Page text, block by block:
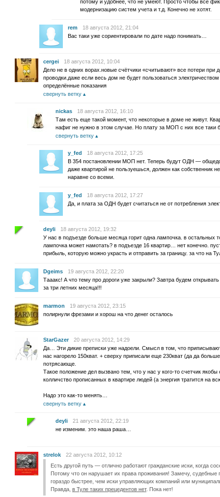
потому и удобнее, что не умеют. Просто чтобы все
модернизацию систем учета и т.д. Конечно не хотят.
rem
18 августа 2012, 21:04
Вас таки уже сориентировали по дате надо понимать…
cergei
18 августа 2012, 10:04
Дело не в одних ворах.новые счётчики «считывают» все потери при
проводки.даже если весь дом не будет пользоваться
определённые показания
свернуть ветку
nickas
18 августа 2012, 16:10
Там есть еще такой момент, что некоторые в доме не живут.
нафиг не нужно в этом случае. Но плату за МОП с них все таки
свернуть ветку
y_fed
18 августа 2012, 17:25
В 354 постановлении МОП нет. Теперь будут ОДН —
даже квартирой не пользуешься, должен как собственник
наравне со всеми.
y_fed
18 августа 2012, 17:27
Да, и плата за ОДН будет считаться не от потребления
deyli
18 августа 2012, 19:32
У нас в подъезде больше месяца горит одна лампочка. в остальных
лампочка может намотать? в подъезде 16 квартир… нет конечно.
прибыль, которую можно украсть и отправить за границу. за что на
Dgeims
19 августа 2012, 22:20
Тааакс! А что тему про дороги уже закрыли? Завтра будем
за три летних месяца!!!
marmon
19 августа 2012, 23:15
полирнули фрезами и хорош на что денег осталось
StarGazer
20 августа 2012, 14:29
Да… Эти дикие преписки уже надоели. Смысл в том, что
нас нагорело 150кват. + сверху приписали еще 230кват (да да
потрясающе.
Такое положение дел вызвано тем, что у нас у кого-то счетчик
колличство прописанных в квартире людей (а энергия тратится на
Надо это как-то менять…
свернуть ветку
deyli
21 августа 2012, 22:19
не изменим. это наша раша…
strelok
22 августа 2012, 10:12
Есть другой путь — отлично работают гражданские иски, когда
Потому что он нарушает их права проживания! Замечу, судебные
гораздо быстрее, чем иски управляющих компаний или
Правда, в Туле таких прецедентов нет. Пока нет!